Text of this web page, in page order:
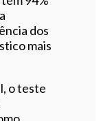
dos
mais
o teste